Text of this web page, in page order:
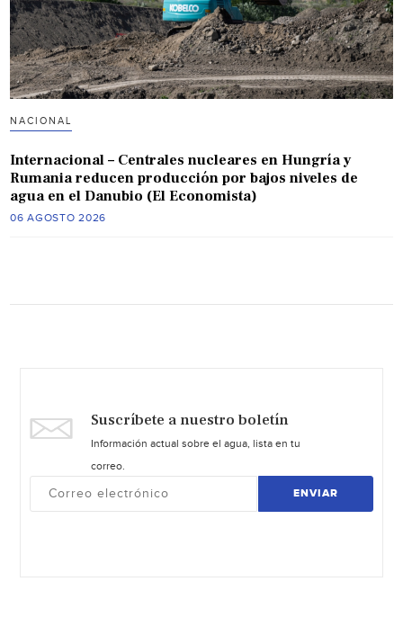
NACIONAL
Internacional – Centrales nucleares en Hungría y
Rumania reducen producción por bajos niveles de
agua en el Danubio (El Economista)
06 AGOSTO 2026
Suscríbete a nuestro boletín
Información actual sobre el agua, lista en tu
correo.
ENVIAR